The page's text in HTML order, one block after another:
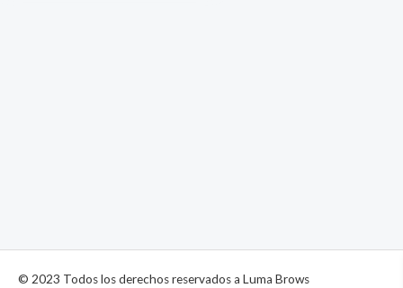
© 2023 Todos los derechos reservados a Luma Brows